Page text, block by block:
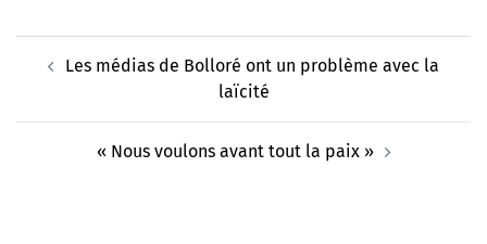
d’articleLes médias de Bolloré ont un problème avec la
laïcité
« Nous voulons avant tout la paix »